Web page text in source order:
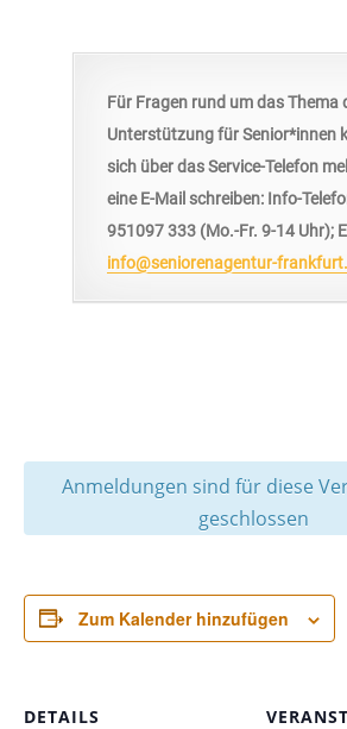
Für Fragen rund um das Thema
Unterstützung für Senior*innen
sich über das Service-Telefon
eine E-Mail schreiben: Info-
951097 333 (Mo.-Fr. 9-14 Uhr);
info@seniorenagentur-
Anmeldungen sind für diese
geschlossen
Zum Kalender hinzufügen
DETAILS